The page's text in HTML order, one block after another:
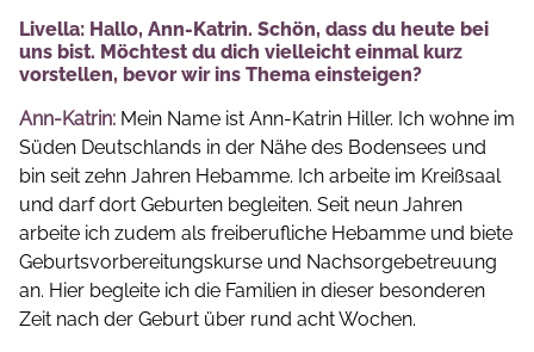
Livella: Hallo, Ann-Katrin. Schön, dass du heute bei
uns bist. Möchtest du dich vielleicht einmal kurz
vorstellen, bevor wir ins Thema einsteigen?
Ann-Katrin: Mein Name ist Ann-Katrin Hiller. Ich wohne im
Süden Deutschlands in der Nähe des Bodensees und
bin seit zehn Jahren Hebamme. Ich arbeite im Kreißsaal
und darf dort Geburten begleiten. Seit neun Jahren
arbeite ich zudem als freiberufliche Hebamme und biete
Geburtsvorbereitungskurse und Nachsorgebetreuung
an. Hier begleite ich die Familien in dieser besonderen
Zeit nach der Geburt über rund acht Wochen.